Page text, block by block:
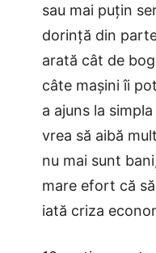
sau mai puțin
dorință din
arată cât de
câte mașini îi
a ajuns la
vrea să aibă
nu mai sunt
mare efort că
iată criza